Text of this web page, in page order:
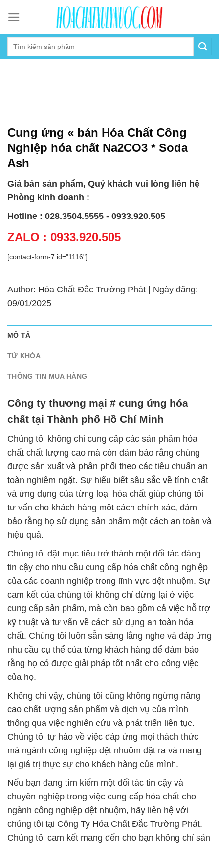
content
Cung ứng « bán Hóa Chất Công
Nghiệp hóa chất Na2CO3 * Soda
Ash
Giá bán sản phẩm, Quý khách vui lòng liên hệ
Phòng kinh doanh :
Hotline : 028.3504.5555 - 0933.920.505
ZALO : 0933.920.505
[contact-form-7 id="1116"]
Author: Hóa Chất Đắc Trường Phát | Ngày đăng:
09/01/2025
MÔ TẢ
TỪ KHÓA
THÔNG TIN MUA HÀNG
Công ty thương mại # cung ứng hóa
chất tại Thành phố Hồ Chí Minh
Chúng tôi không chỉ cung cấp các sản phẩm hóa
chất chất lượng cao mà còn đảm bảo rằng chúng
được sản xuất và phân phối theo các tiêu chuẩn an
toàn nghiêm ngặt. Sự hiểu biết sâu sắc về tính chất
và ứng dụng của từng loại hóa chất giúp chúng tôi
tư vấn cho khách hàng một cách chính xác, đảm
bảo rằng họ sử dụng sản phẩm một cách an toàn và
hiệu quả.
Chúng tôi đặt mục tiêu trở thành một đối tác đáng
tin cậy cho nhu cầu cung cấp hóa chất công nghiệp
của các doanh nghiệp trong lĩnh vực dệt nhuộm. Sự
cam kết của chúng tôi không chỉ dừng lại ở việc
cung cấp sản phẩm, mà còn bao gồm cả việc hỗ trợ
kỹ thuật và tư vấn về cách sử dụng an toàn hóa
chất. Chúng tôi luôn sẵn sàng lắng nghe và đáp ứng
nhu cầu cụ thể của từng khách hàng để đảm bảo
rằng họ có được giải pháp tốt nhất cho công việc
của họ.
Không chỉ vậy, chúng tôi cũng không ngừng nâng
cao chất lượng sản phẩm và dịch vụ của mình
thông qua việc nghiên cứu và phát triển liên tục.
Chúng tôi tự hào về việc đáp ứng mọi thách thức
mà ngành công nghiệp dệt nhuộm đặt ra và mang
lại giá trị thực sự cho khách hàng của mình.
Nếu bạn đang tìm kiếm một đối tác tin cậy và
chuyên nghiệp trong việc cung cấp hóa chất cho
ngành công nghiệp dệt nhuộm, hãy liên hệ với
chúng tôi tại Công Ty Hóa Chất Đắc Trường Phát.
Chúng tôi cam kết mang đến cho bạn không chỉ sản